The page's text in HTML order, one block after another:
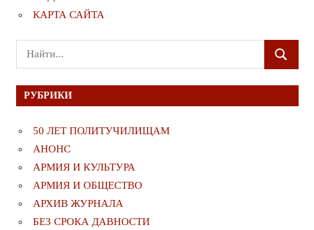
КАРТА САЙТА
Поиск
для:
ПОИСК
РУБРИКИ
50 ЛЕТ ПОЛИТУЧИЛИЩАМ
АНОНС
АРМИЯ И КУЛЬТУРА
АРМИЯ И ОБЩЕСТВО
АРХИВ ЖУРНАЛА
БЕЗ СРОКА ДАВНОСТИ